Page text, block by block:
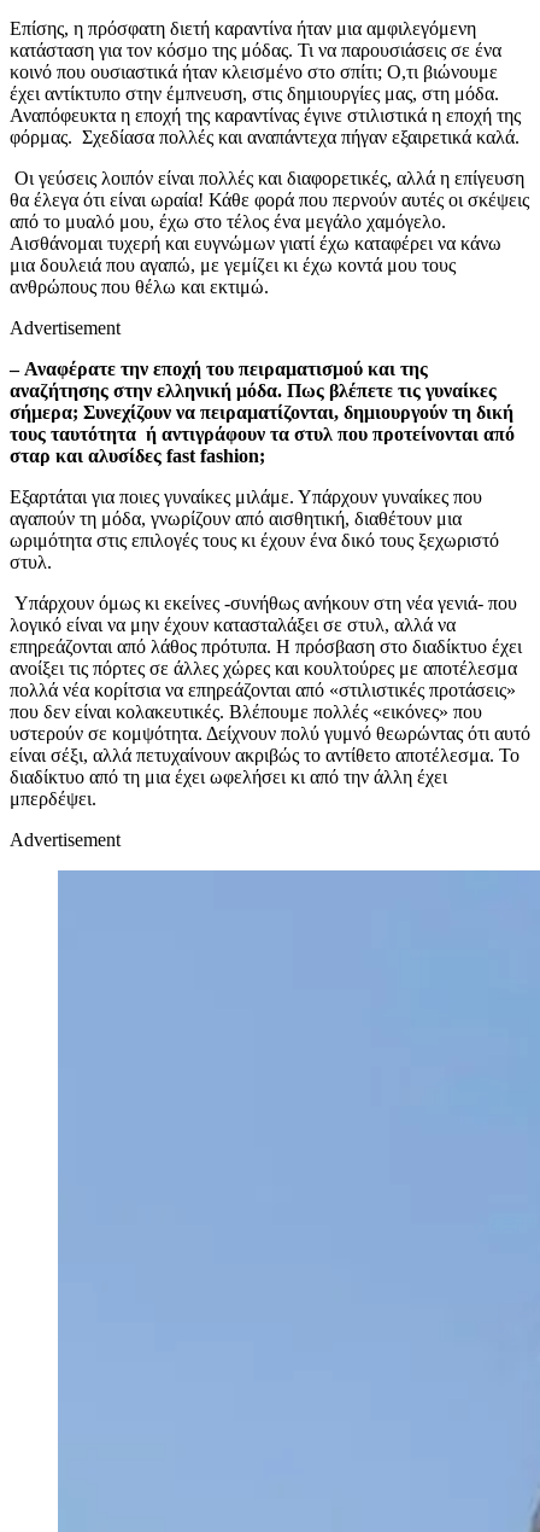
Επίσης, η πρόσφατη διετή καραντίνα ήταν μια αμφιλεγόμενη
κατάσταση για τον κόσμο της μόδας. Τι να παρουσιάσεις σε ένα
κοινό που ουσιαστικά ήταν κλεισμένο στο σπίτι; Ο,τι βιώνουμε
έχει αντίκτυπο στην έμπνευση, στις δημιουργίες μας, στη μόδα.
Αναπόφευκτα η εποχή της καραντίνας έγινε στιλιστικά η εποχή της
φόρμας. Σχεδίασα πολλές και αναπάντεχα πήγαν εξαιρετικά καλά.
Οι γεύσεις λοιπόν είναι πολλές και διαφορετικές, αλλά η επίγευση
θα έλεγα ότι είναι ωραία! Κάθε φορά που περνούν αυτές οι σκέψεις
από το μυαλό μου, έχω στο τέλος ένα μεγάλο χαμόγελο.
Αισθάνομαι τυχερή και ευγνώμων γιατί έχω καταφέρει να κάνω
μια δουλειά που αγαπώ, με γεμίζει κι έχω κοντά μου τους
ανθρώπους που θέλω και εκτιμώ.
Advertisement
– Αναφέρατε την εποχή του πειραματισμού και της
αναζήτησης στην ελληνική μόδα. Πως βλέπετε τις γυναίκες
σήμερα; Συνεχίζουν να πειραματίζονται, δημιουργούν τη δική
τους ταυτότητα ή αντιγράφουν τα στυλ που προτείνονται από
σταρ και αλυσίδες fast fashion;
Εξαρτάται για ποιες γυναίκες μιλάμε. Υπάρχουν γυναίκες που
αγαπούν τη μόδα, γνωρίζουν από αισθητική, διαθέτουν μια
ωριμότητα στις επιλογές τους κι έχουν ένα δικό τους ξεχωριστό
στυλ.
Υπάρχουν όμως κι εκείνες -συνήθως ανήκουν στη νέα γενιά- που
λογικό είναι να μην έχουν κατασταλάξει σε στυλ, αλλά να
επηρεάζονται από λάθος πρότυπα. Η πρόσβαση στο διαδίκτυο έχει
ανοίξει τις πόρτες σε άλλες χώρες και κουλτούρες με αποτέλεσμα
πολλά νέα κορίτσια να επηρεάζονται από «στιλιστικές προτάσεις»
που δεν είναι κολακευτικές. Βλέπουμε πολλές «εικόνες» που
υστερούν σε κομψότητα. Δείχνουν πολύ γυμνό θεωρώντας ότι αυτό
είναι σέξι, αλλά πετυχαίνουν ακριβώς το αντίθετο αποτέλεσμα. Το
διαδίκτυο από τη μια έχει ωφελήσει κι από την άλλη έχει
μπερδέψει.
Advertisement